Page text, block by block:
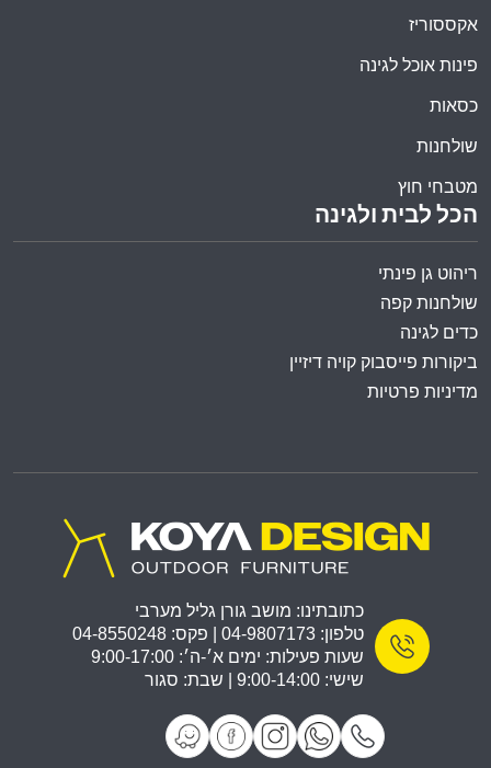
הכל לבית ולגינה
ריהוט גן פינתי
שולחנות קפה
כדים לגינה
ביקורות פייסבוק קויה דיזיין
מדיניות פרטיות
אקססוריז
פינות אוכל לגינה
כסאות
שולחנות
מטבחי חוץ
כתובתינו: מושב גורן גליל מערבי
טלפון: 04-9807173 | פקס: 04-8550248
שעות פעילות: ימים א׳-ה׳: 9:00-17:00
שישי: 9:00-14:00 | שבת: סגור